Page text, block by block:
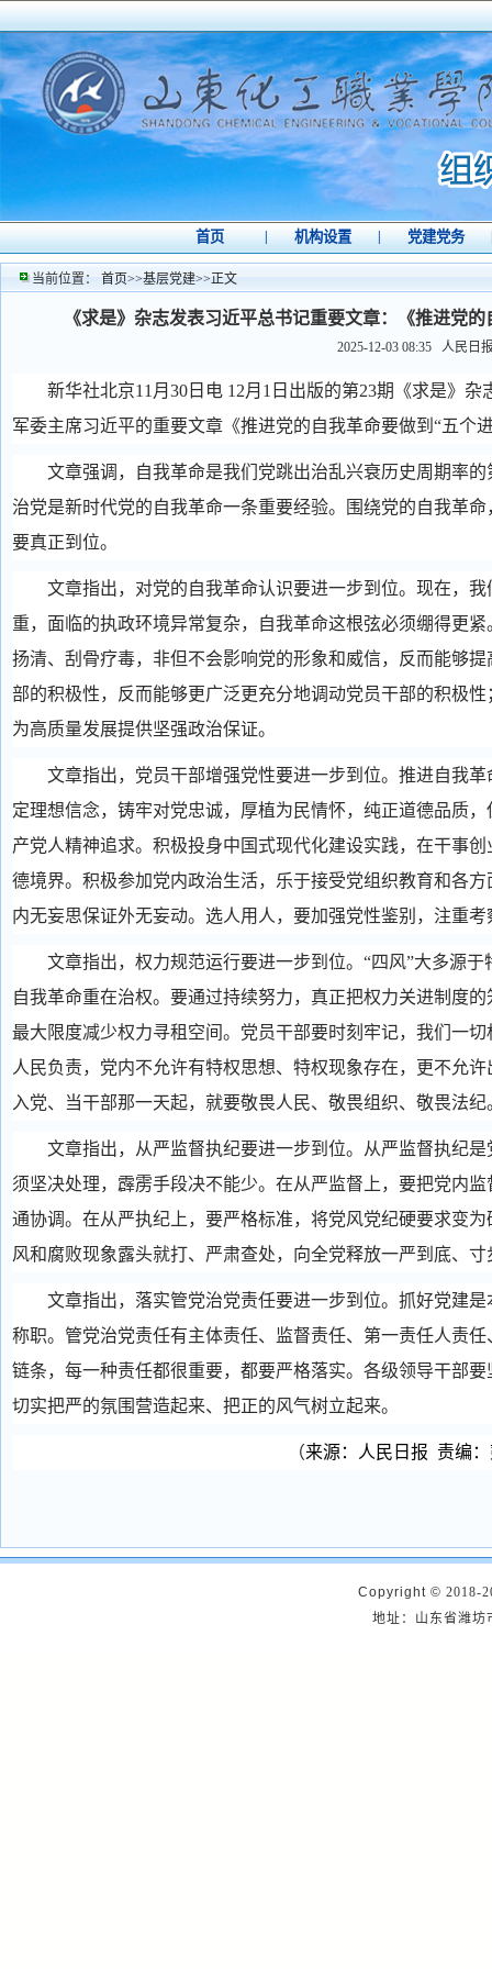
首页 机构设置 党建党务
当前位置： 首页>>基层党建>>正文
《求是》杂志发表习近平总书记重要文章：《推进党
2025-12-03 08:35 人民日
新华社北京11月30日电 12月1日出版的第23期《求是》
军委主席习近平的重要文章《推进党的自我革命要做到“五个
文章强调，自我革命是我们党跳出治乱兴衰历史周期率的
治党是新时代党的自我革命一条重要经验。围绕党的自我革
要真正到位。
文章指出，对党的自我革命认识要进一步到位。现在，我
重，面临的执政环境异常复杂，自我革命这根弦必须绷得更
扬清、刮骨疗毒，非但不会影响党的形象和威信，反而能够
部的积极性，反而能够更广泛更充分地调动党员干部的积极
为高质量发展提供坚强政治保证。
文章指出，党员干部增强党性要进一步到位。推进自我革
定理想信念，铸牢对党忠诚，厚植为民情怀，纯正道德品质
产党人精神追求。积极投身中国式现代化建设实践，在干事
德境界。积极参加党内政治生活，乐于接受党组织教育和各
内无妄思保证外无妄动。选人用人，要加强党性鉴别，注重
文章指出，权力规范运行要进一步到位。“四风”大多源于
自我革命重在治权。要通过持续努力，真正把权力关进制度
最大限度减少权力寻租空间。党员干部要时刻牢记，我们一
人民负责，党内不允许有特权思想、特权现象存在，更不允
入党、当干部那一天起，就要敬畏人民、敬畏组织、敬畏法纪
文章指出，从严监督执纪要进一步到位。从严监督执纪是
须坚决处理，霹雳手段决不能少。在从严监督上，要把党内
通协调。在从严执纪上，要严格标准，将党风党纪硬要求变
风和腐败现象露头就打、严肃查处，向全党释放一严到底、
文章指出，落实管党治党责任要进一步到位。抓好党建是
称职。管党治党责任有主体责任、监督责任、第一责任人责
链条，每一种责任都很重要，都要严格落实。各级领导干部
切实把严的氛围营造起来、把正的风气树立起来。
（来源：人民日报 责编
Copyright © 2018-
地址：山东省潍坊